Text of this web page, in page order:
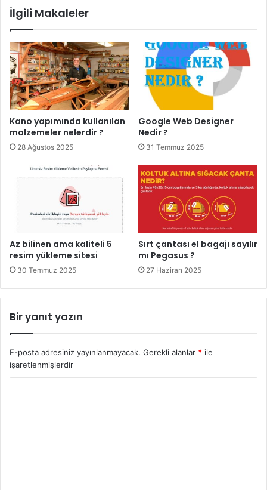
İlgili Makaleler
Kano yapımında kullanılan
malzemeler nelerdir ?
28 Ağustos 2025
Google Web Designer
Nedir ?
31 Temmuz 2025
Az bilinen ama kaliteli 5
resim yükleme sitesi
30 Temmuz 2025
Sırt çantası el bagajı sayılır
mı Pegasus ?
27 Haziran 2025
Bir yanıt yazın
E-posta adresiniz yayınlanmayacak. Gerekli alanlar * ile
işaretlenmişlerdir